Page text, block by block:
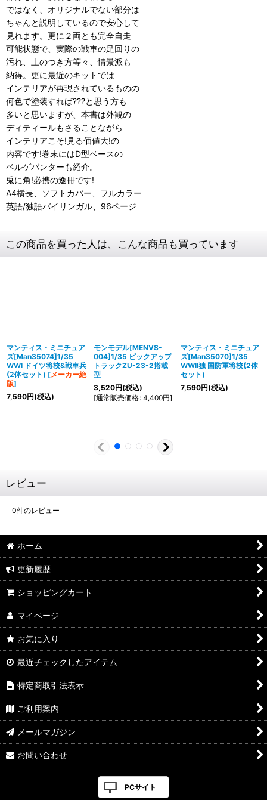
ではなく、オリジナルでない部分は
ちゃんと説明しているので安心して
見れます。更に２両とも完全自走
可能状態で、実際の戦車の足回りの
汚れ、土のつき方等々、情景派も
納得。更に最近のキットでは
インテリアが再現されているものの
何色で塗装すれば???と思う方も
多いと思いますが、本書は外観の
ディティールもさることながら
インテリアこそ!見る価値大!の
内容です!巻末にはD型ベースの
ベルゲパンターも紹介。
兎に角!必携の逸冊です!
A4横長、ソフトカバー、フルカラー
英語/独語バイリンガル、96ページ
この商品を買った人は、こんな商品も買っています
マンティス・ミニチュア
ズ[Man35074]1/35
WWI ドイツ将校&戦車兵
(2体セット) [メーカー絶
版]
7,590円(税込)
モンモデル[MENVS-
004]1/35 ピックアップ
トラックZU-23-2搭載
型
3,520円(税込)
[通常販売価格: 4,400円]
マンティス・ミニチュア
ズ[Man35070]1/35
WWII独 国防軍将校(2体
セット)
7,590円(税込)
レビュー
0件のレビュー
ホーム
更新履歴
ショッピングカート
マイページ
お気に入り
最近チェックしたアイテム
特定商取引法表示
ご利用案内
メールマガジン
お問い合わせ
PCサイト